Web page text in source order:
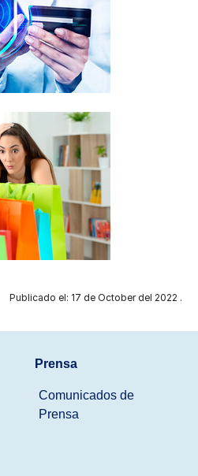
Publicado el: 17 de October del 2022 .
Prensa
Comunicados de
Prensa